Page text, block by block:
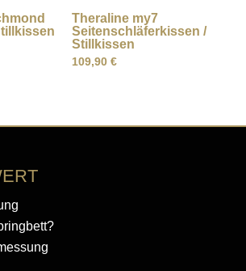
Theraline my7
Seitenschläferkissen /
Stillkissen
109,90 €